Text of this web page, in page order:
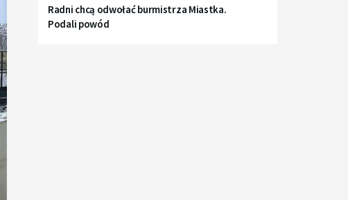
Radni chcą odwołać burmistrza Miastka.
Podali powód